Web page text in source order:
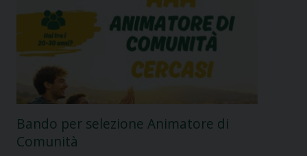
Bando per selezione Animatore di
Comunità